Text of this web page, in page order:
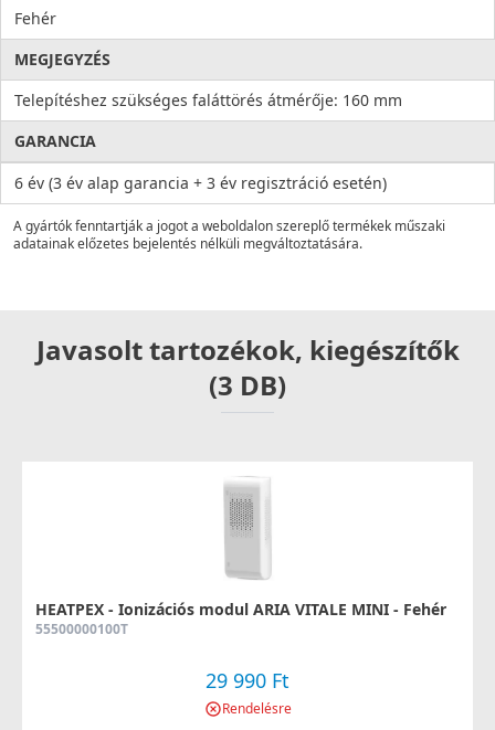
Fehér
MEGJEGYZÉS
Telepítéshez szükséges faláttörés átmérője: 160 mm
GARANCIA
6 év (3 év alap garancia + 3 év regisztráció esetén)
A gyártók fenntartják a jogot a weboldalon szereplő termékek műszaki
adatainak előzetes bejelentés nélküli megváltoztatására.
Javasolt tartozékok, kiegészítők
(3 DB)
HEATPEX - Ionizációs modul ARIA VITALE MINI - Fehér
55500000100T
29 990 Ft
Rendelésre